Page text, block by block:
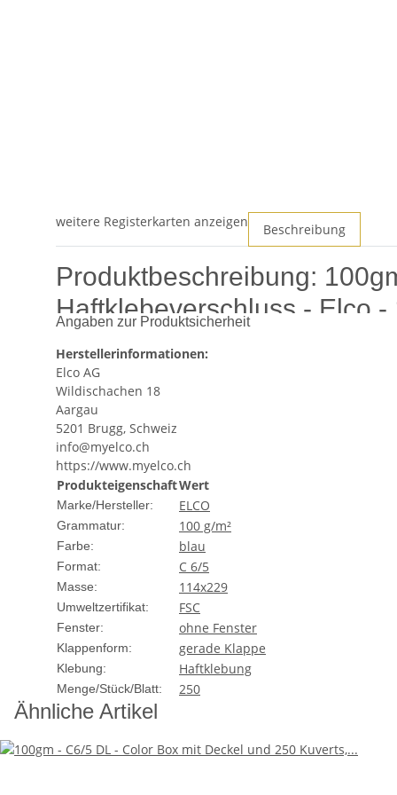
weitere Registerkarten anzeigen Beschreibung
Produktbeschreibung:
Haftklebeverschluss - Elco -
Entdecken Sie die vielseitige und hochwertige
ideale Lösung, um Ihre Korrespondenz stilvoll und
geeignet ist.
Design und Funktionalität
Die Color Box besticht durch ihr elegantes und
Größe von 110 x 220 mm geeignet ist. Der Deckel
Qualität und Materialien
Elco, ein renommierter Hersteller von Büroartikeln,
ist aus strapazierfähigem Karton gefertigt, der nicht nur
Kuverts mit Haftklebeverschluss
In der Box befinden sich250 hochwertige Kuverts
zusätzlichen Kleber oder Wasser haften. Der
Vielseitige Einsatzmöglichkeiten
erforderlich ist. Sie eignet sich hervorragend für die
Angaben zur Produktsicherheit
Herstellerinformationen:
Elco AG
Wildischachen 18
Aargau
5201 Brugg, Schweiz
info@myelco.ch
https://www.myelco.ch
ProdukteigenschaftWert
Marke/Hersteller: ELCO
Grammatur: 100 g/m²
Farbe: blau
Format: C 6/5
Masse: 114x229
Umweltzertifikat: FSC
Fenster: ohne Fenster
Klappenform: gerade Klappe
Klebung: Haftklebung
Menge/Stück/Blatt: 250
Ähnliche Artikel